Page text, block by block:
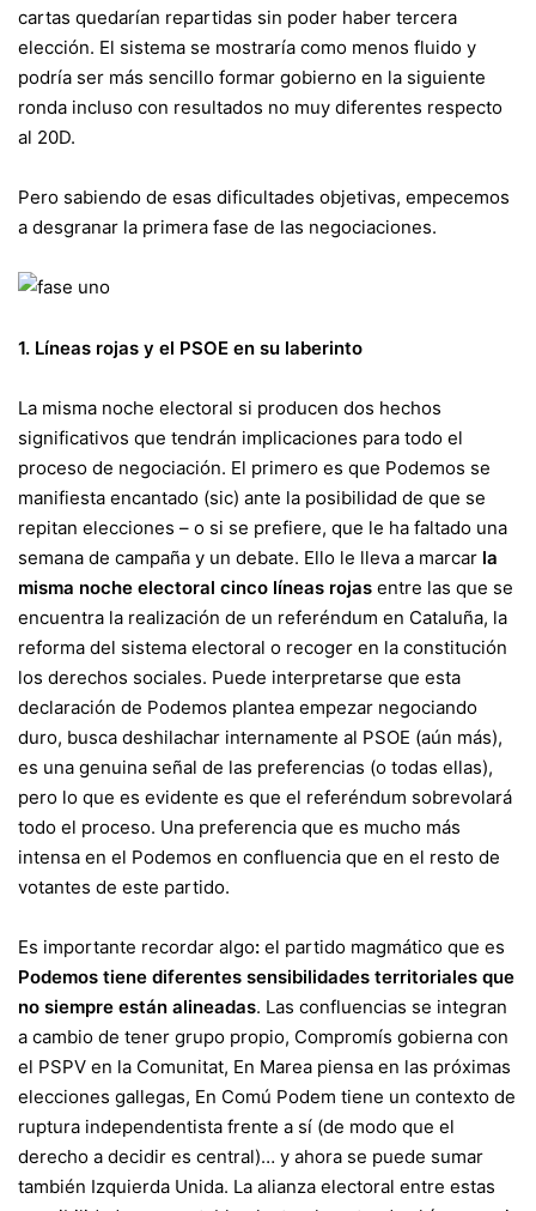
cartas quedarían repartidas sin poder haber tercera
elección. El sistema se mostraría como menos fluido y
podría ser más sencillo formar gobierno en la siguiente
ronda incluso con resultados no muy diferentes respecto
al 20D.
Pero sabiendo de esas dificultades objetivas, empecemos
a desgranar la primera fase de las negociaciones.
1. Líneas rojas y el PSOE en su laberinto
La misma noche electoral si producen dos hechos
significativos que tendrán implicaciones para todo el
proceso de negociación. El primero es que Podemos se
manifiesta encantado (sic) ante la posibilidad de que se
repitan elecciones – o si se prefiere, que le ha faltado una
semana de campaña y un debate. Ello le lleva a marcar la
misma noche electoral cinco líneas rojas entre las que se
encuentra la realización de un referéndum en Cataluña, la
reforma del sistema electoral o recoger en la constitución
los derechos sociales. Puede interpretarse que esta
declaración de Podemos plantea empezar negociando
duro, busca deshilachar internamente al PSOE (aún más),
es una genuina señal de las preferencias (o todas ellas),
pero lo que es evidente es que el referéndum sobrevolará
todo el proceso. Una preferencia que es mucho más
intensa en el Podemos en confluencia que en el resto de
votantes de este partido.
Es importante recordar algo: el partido magmático que es
Podemos tiene diferentes sensibilidades territoriales que
no siempre están alineadas. Las confluencias se integran
a cambio de tener grupo propio, Compromís gobierna con
el PSPV en la Comunitat, En Marea piensa en las próximas
elecciones gallegas, En Comú Podem tiene un contexto de
ruptura independentista frente a sí (de modo que el
derecho a decidir es central)… y ahora se puede sumar
también Izquierda Unida. La alianza electoral entre estas